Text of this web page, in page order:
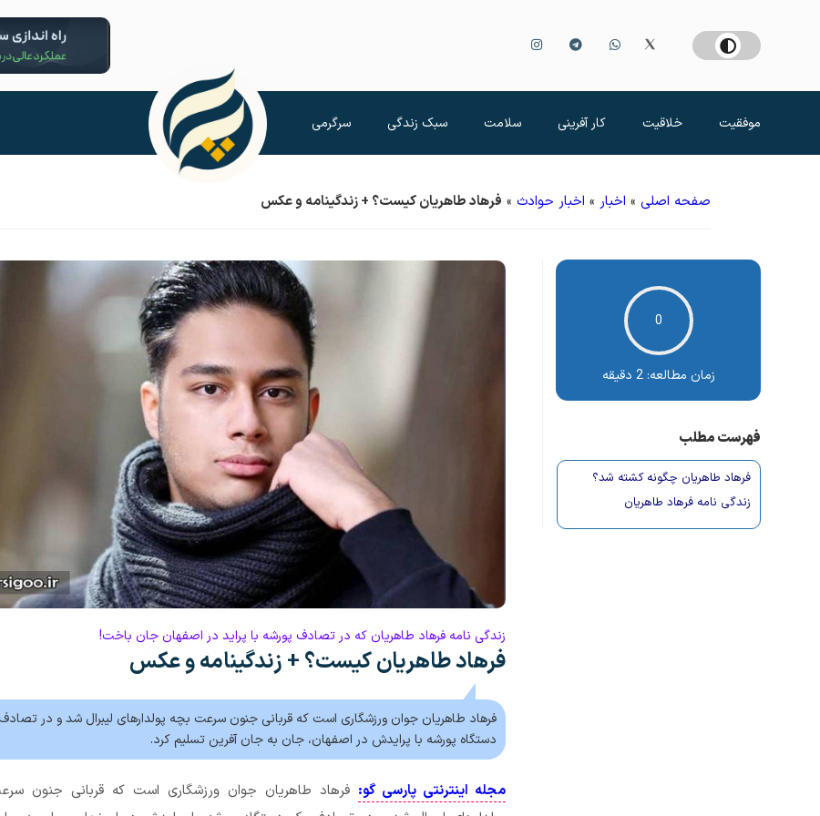
موفقیت خلاقیت کار آفرینی سلامت سبک زندگی سرگرمی
صفحه اصلی » اخبار » اخبار حوادث » فرهاد طاهریان کیست؟ + زندگینامه و عکس
زندگی نامه فرهاد طاهریان که در تصادف پورشه با پراید در اصفهان جان باخت!
فرهاد طاهریان کیست؟ + زندگینامه و عکس
فرهاد طاهریان جوان ورزشگاری است که قربانی جنون سرعت بچه پولدارهای لیبرال شد و در
دستگاه پورشه با پرایدش در اصفهان، جان به جان آفرین تسلیم کرد.
مجله اینترنتی پارسی گو: فرهاد طاهریان جوان ورزشگاری است که قربانی جنون
0
زمان مطالعه:2 دقیقه
فهرست مطلب
فرهاد طاهریان چگونه کشته شد؟
زندگی نامه فرهاد طاهریان